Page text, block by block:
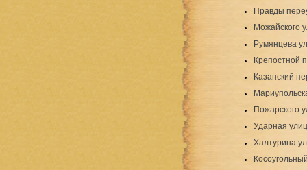
Правды
Можайского
Румянцева
Крепостной
Казанский
Пожарского
Ударная
Халтурина